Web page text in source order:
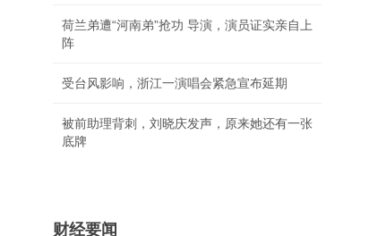
荷兰弟遭“河南弟”抢功 导演，演员证实亲自上
阵
受台风影响，浙江一演唱会紧急宣布延期
被前助理背刺，刘晓庆发声，原来她还有一张
底牌
财经要闻